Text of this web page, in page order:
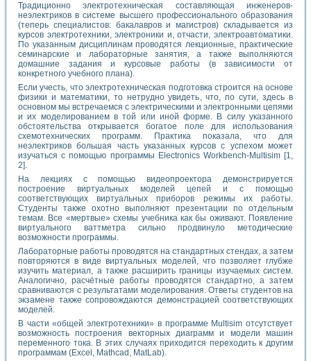
Традиционно электротехническая составляющая инженеров-
неэлектриков в системе высшего профессионального образования
(теперь специалистов: бакалавров и магистров) складывается из
курсов электротехники, электроники и, отчасти, электроавтоматики.
По указанным дисциплинам проводятся лекционные, практические
семинарские и лабораторные занятия, а также выполняются
домашние задания и курсовые работы (в зависимости от
конкретного учебного плана).
Если учесть, что электротехническая подготовка строится на основе
физики и математики, то нетрудно увидеть, что, по сути, здесь в
основном мы встречаемся с электрическими и электронными цепями
и их моделированием в той или иной форме. В силу указанного
обстоятельства открывается богатое поле для использования
схемотехнических программ. Практика показала, что для
неэлектриков большая часть указанных курсов с успехом может
изучаться с помощью программы Electronics Workbench-Multisim [1,
2].
На лекциях с помощью видеопроектора демонстрируется
построение виртуальных моделей цепей и с помощью
соответствующих виртуальных приборов режимы их работы.
Студенты также охотно выполняют презентации по отдельным
темам. Все «мертвые» схемы учебника как бы оживают. Появление
виртуального ваттметра сильно продвинуло методические
возможности программы.
Лабораторные работы проводятся на стандартных стендах, а затем
повторяются в виде виртуальных моделей, что позволяет глубже
изучить материал, а также расширить границы изучаемых систем.
Аналогично, расчётные работы проводятся стандартно, а затем
сравниваются с результатами моделирования. Ответы студентов на
экзамене также сопровождаются демонстрацией соответствующих
моделей.
В части «общей электротехники» в программе Multisim отсутствует
возможность построения векторных диаграмм и модели машин
переменного тока. В этих случаях приходится переходить к другим
программам (Excel, Mathcad, MatLab).